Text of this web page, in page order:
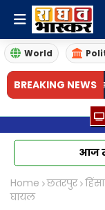
World
BREAKING NEWS
शिवम शर्मा का
आज
Home छतरपुर
घायल